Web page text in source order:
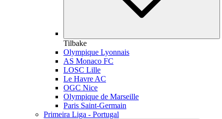
Tilbake
Olympique Lyonnais
AS Monaco FC
LOSC Lille
Le Havre AC
OGC Nice
Olympique de Marseille
Paris Saint-Germain
Primeira Liga - Portugal